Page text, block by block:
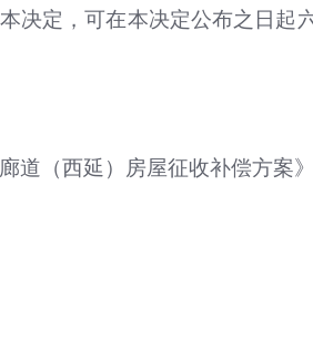
决定，可在本决定公布之日
道（西延）房屋征收补偿方案》